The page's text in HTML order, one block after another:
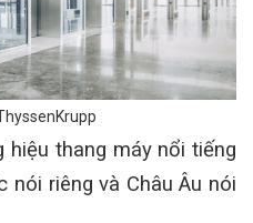
hiệu thang máy nổi tiếng
nói riêng và Châu Âu nói